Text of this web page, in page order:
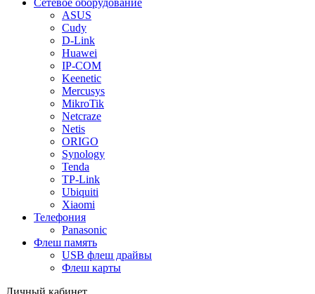
Сетевое оборудование
ASUS
Cudy
D-Link
Huawei
IP-COM
Keenetic
Mercusys
MikroTik
Netcraze
Netis
ORIGO
Synology
Tenda
TP-Link
Ubiquiti
Xiaomi
Телефония
Panasonic
Флеш память
USB флеш драйвы
Флеш карты
Личный кабинет